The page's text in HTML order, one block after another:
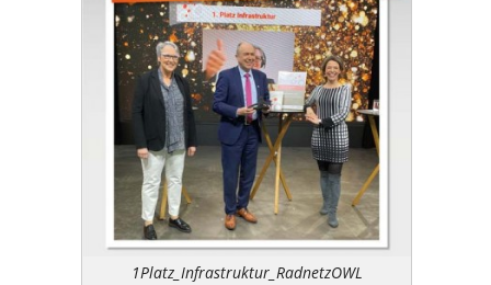
1Platz_Infrastruktur_RadnetzOWL